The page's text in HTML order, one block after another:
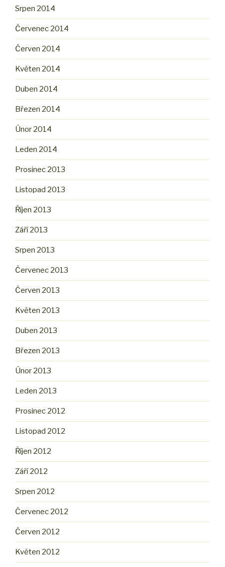
Srpen 2014
Červenec 2014
Červen 2014
Květen 2014
Duben 2014
Březen 2014
Únor 2014
Leden 2014
Prosinec 2013
Listopad 2013
Říjen 2013
Září 2013
Srpen 2013
Červenec 2013
Červen 2013
Květen 2013
Duben 2013
Březen 2013
Únor 2013
Leden 2013
Prosinec 2012
Listopad 2012
Říjen 2012
Září 2012
Srpen 2012
Červenec 2012
Červen 2012
Květen 2012